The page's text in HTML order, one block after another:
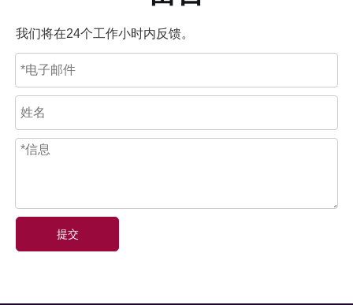
我们将在24个工作小时内反馈。
提交